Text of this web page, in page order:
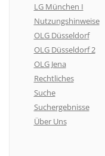
LG München I
Nutzungshinweise
OLG Düsseldorf
OLG Düsseldorf 2
OLG Jena
Rechtliches
Suche
Suchergebnisse
Über Uns